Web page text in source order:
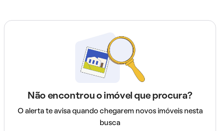
Não encontrou o imóvel que procura?
O alerta te avisa quando chegarem novos imóveis nesta
busca